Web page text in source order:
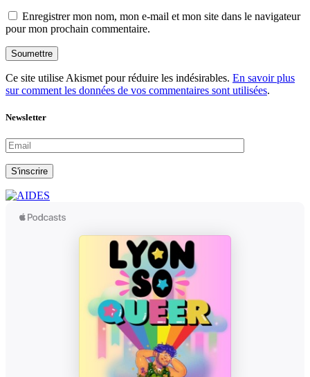
Enregistrer mon nom, mon e-mail et mon site dans le navigateur
pour mon prochain commentaire.
Soumettre
Ce site utilise Akismet pour réduire les indésirables. En savoir plus
sur comment les données de vos commentaires sont utilisées.
Newsletter
S'inscrire